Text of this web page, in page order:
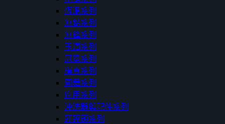
恆溫系列
無鉛系列
無鋒系列
玉潤系列
冠冕系列
樸真系列
圓舞系列
廚用系列
沖洗器與配件系列
蓮蓬頭系列